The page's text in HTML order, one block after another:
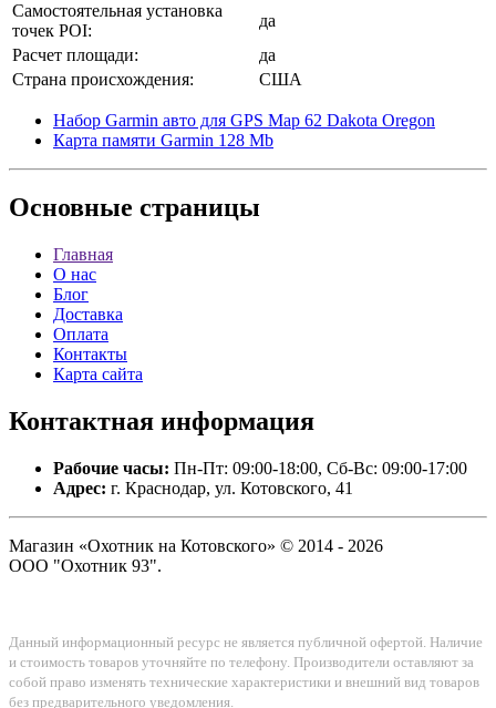
Самостоятельная установка
точек POI:
да
Расчет площади:
да
Страна происхождения:
США
Набор Garmin авто для GPS Map 62 Dakota Oregon
Карта памяти Garmin 128 Mb
Основные страницы
Главная
О нас
Блог
Доставка
Оплата
Контакты
Карта сайта
Контактная информация
Рабочие часы: Пн-Пт: 09:00-18:00, Сб-Вс: 09:00-17:00
Адрес: г. Краснодар, ул. Котовского, 41
Магазин «Охотник на Котовского» © 2014 - 2026
ООО "Охотник 93".
Данный информационный ресурс не является публичной офертой. Наличие
и стоимость товаров уточняйте по телефону. Производители оставляют за
собой право изменять технические характеристики и внешний вид товаров
без предварительного уведомления.